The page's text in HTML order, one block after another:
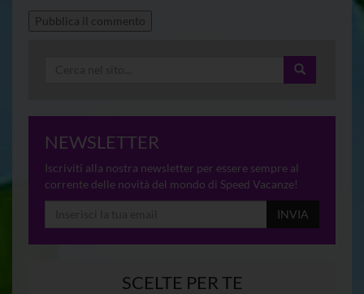
NEWSLETTER
Iscriviti alla nostra newsletter per essere sempre al
corrente delle novità del mondo di Speed Vacanze!
INVIA
SCELTE PER TE